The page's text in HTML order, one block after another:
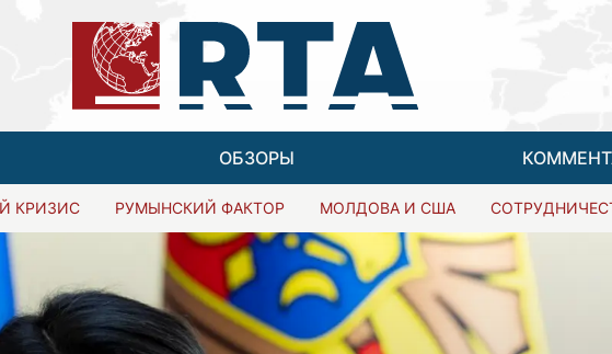
ОБЗОРЫ
КРИЗИС РУМЫНСКИЙ ФАКТОР МОЛДОВА И США